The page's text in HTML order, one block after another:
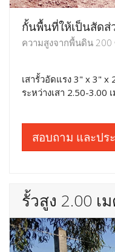
กั้นพื้นที่ให้เป็นสัดส่
ความสูงจากพื้นดิน 200
เสารั้วอัดแรง 3" x 3" x
ระหว่างเสา 2.50-3.00
สอบถาม และปร
รั้วสูง 2.00 เ